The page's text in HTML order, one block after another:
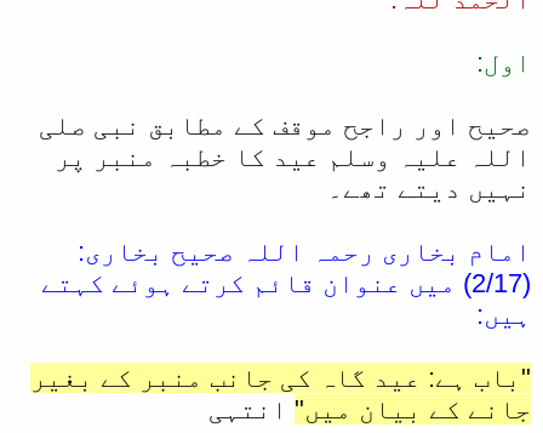
ا
ا
اول:
صحیح اور راجح موقف کے مطابق نبی صلی
اللہ علیہ وسلم عید کا خطبہ منبر پر
نہیں دیتے تھے۔
امام بخاری رحمہ اللہ صحیح بخاری:
(2/17) میں عنوان قائم کرتے ہوئے کہتے
ہیں:
"باب ہے: عید گاہ کی جانب منبر کے بغیر
جانے کے بیان میں" انتہی